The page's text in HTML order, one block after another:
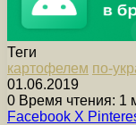
Теги
картофелем по-
01.06.2019
0 Время чтения: 1
Facebook X